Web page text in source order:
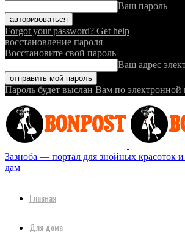
Ваш пароль
Forgot your password? Get help
восстановление пароля
Восстановите свой пароль
Ваш адрес
Пароль будет выслан Вам по электронной
Зазноба — портал для знойных красоток
дам
Главная
Для дома